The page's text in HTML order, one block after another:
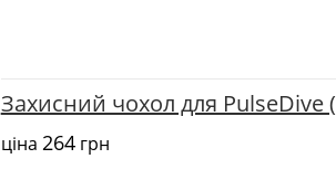
Захисний чохол для PulseDive
ціна 264грн